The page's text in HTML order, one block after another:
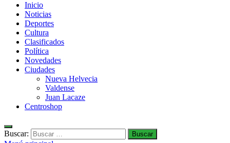
Rosario Web
Todas la noticias de Rosario y la zona
Inicio
Noticias
Deportes
Cultura
Clasificados
Política
Novedades
Ciudades
Nueva Helvecia
Valdense
Juan Lacaze
Centroshop
Buscar: